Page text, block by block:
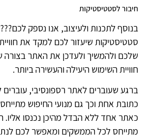
חיבור לסטטיסטיקות
בנוסף לתכנות ולעיצוב, אנו נספק
סטטיסטיקות שיעזור לכם למקד את
שלכם ולהמשיך ולעדכן את האתר
חוויית השימוש היעילה והעשירה ביותר.
ברגע שעוברים לאתר רספונסיבי,
כתובת אחת וכך גם מנועי החיפוש
כאתר אחד ללא הבדל מהיכן נכנסו אליו.
מתייחס לכל הממשקים ומאפשר לכם